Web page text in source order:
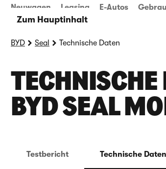
Zum Hauptinhalt
Neuwagen Leasing E-Autos
BYD Seal Technische Daten
TECHNISCHE
YD SEAL
Testbericht Technische Daten